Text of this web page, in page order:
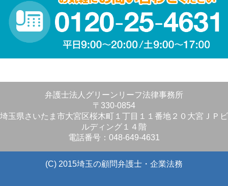
弁護士法人グリーンリーフ法律事務所
〒330-0854
埼玉県さいたま市大宮区桜木町１丁目１１番地２０大宮ＪＰビ
ルディング１４階
電話番号：048-649-4631
(C) 2015埼玉の顧問弁護士・企業法務